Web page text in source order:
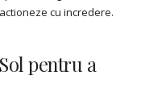
cu incredere.
pentru a